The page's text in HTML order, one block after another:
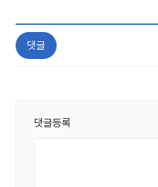
댓글
댓글등록